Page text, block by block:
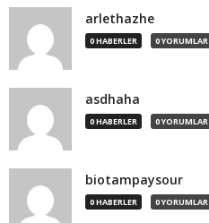
arlethazhe
0 HABERLER 0 YORUMLAR
asdhaha
0 HABERLER 0 YORUMLAR
biotampaysour
0 HABERLER 0 YORUMLAR